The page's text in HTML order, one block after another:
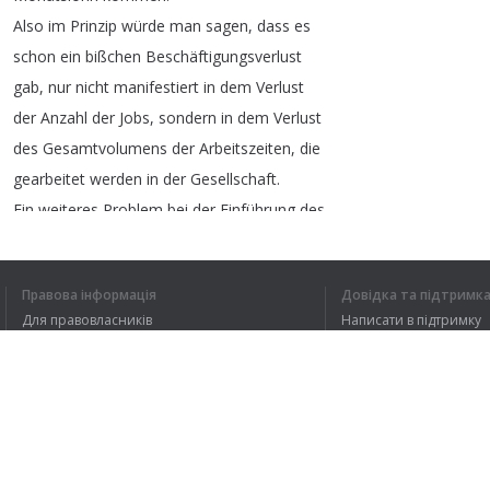
Also im Prinzip würde man sagen, dass es
schon ein bißchen Beschäftigungsverlust
gab, nur nicht manifestiert in dem Verlust
der Anzahl der Jobs, sondern in dem Verlust
des Gesamtvolumens der Arbeitszeiten, die
gearbeitet werden in der Gesellschaft.
Ein weiteres Problem bei der Einführung des
nachgewiesen ist,dann
verpflichtet,zwar eine Strafe zu zahlen an
Правова інформація
Для правовласників
Довідка та підтримка
Написати в підтримку